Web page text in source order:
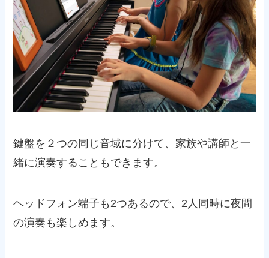
鍵盤を２つの同じ音域に分けて、家族や講師と一
緒に演奏することもできます。
ヘッドフォン端子も2つあるので、2人同時に夜間
の演奏も楽しめます。